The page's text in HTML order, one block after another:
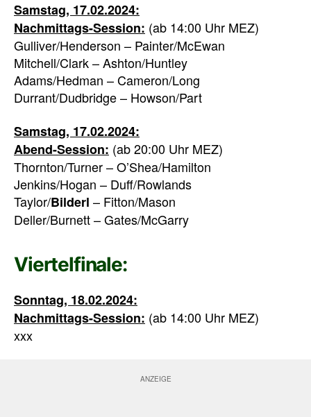
Samstag, 17.02.2024:
Nachmittags-Session: (ab 14:00 Uhr MEZ)
Gulliver/Henderson – Painter/McEwan
Mitchell/Clark – Ashton/Huntley
Adams/Hedman – Cameron/Long
Durrant/Dudbridge – Howson/Part
Samstag, 17.02.2024:
Abend-Session: (ab 20:00 Uhr MEZ)
Thornton/Turner – O’Shea/Hamilton
Jenkins/Hogan – Duff/Rowlands
Taylor/Bilderl – Fitton/Mason
Deller/Burnett – Gates/McGarry
Viertelfinale:
Sonntag, 18.02.2024:
Nachmittags-Session: (ab 14:00 Uhr MEZ)
xxx